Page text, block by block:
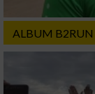
ALBUM
Verwendung
Erstellung von